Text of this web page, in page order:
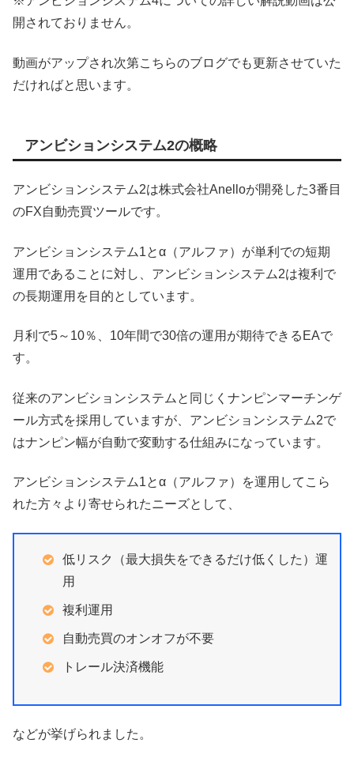
開されておりません。
動画がアップされ次第こちらのブログでも更新させていた
だければと思います。
アンビションシステム2の概略
アンビションシステム2は株式会社Anelloが開発した3番目
のFX自動売買ツールです。
アンビションシステム1とα（アルファ）が単利での短期
運用であることに対し、アンビションシステム2は複利で
の長期運用を目的としています。
月利で5～10％、10年間で30倍の運用が期待できるEAで
す。
従来のアンビションシステムと同じくナンピンマーチンゲ
ール方式を採用していますが、アンビションシステム2で
はナンピン幅が自動で変動する仕組みになっています。
アンビションシステム1とα（アルファ）を運用してこら
れた方々より寄せられたニーズとして、
低リスク（最大損失をできるだけ低くした）運
用
複利運用
自動売買のオンオフが不要
トレール決済機能
などが挙げられました。